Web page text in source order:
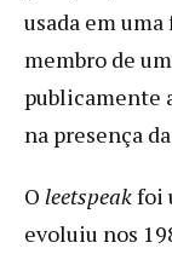
usada em
membro de
publicamente
na presença
O leetspeakfoi
evoluiu nos